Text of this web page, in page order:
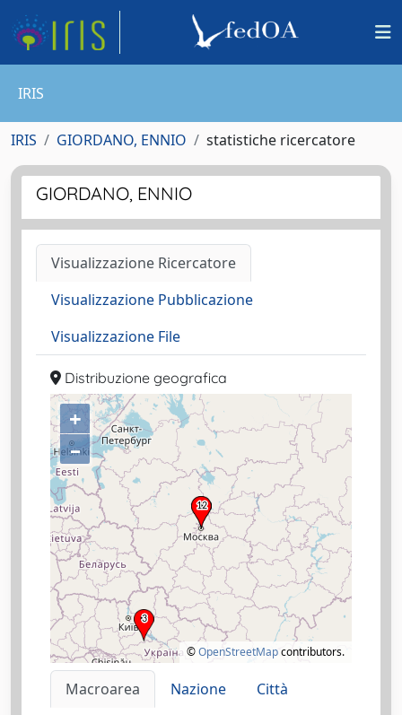
IRIS
IRIS GIORDANO, ENNIO statistiche ricercatore
GIORDANO, ENNIO
Visualizzazione Ricercatore
Visualizzazione Pubblicazione
Visualizzazione File
Distribuzione geografica
+
–
©OpenStreetMapcontributors.
Macroarea Nazione
Città